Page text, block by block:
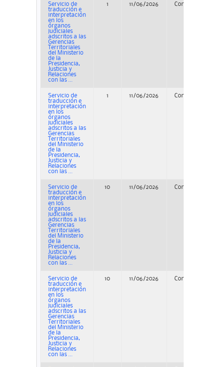
Servicio de
traducción e
interpretación
en los
órganos
judiciales
adscritos a las
Gerencias
Territoriales
del Ministerio
de la
Presidencia,
Justicia y
Relaciones
con las ...
1 11/06/2026 Concurso
Servicio de
traducción e
interpretación
en los
órganos
judiciales
adscritos a las
Gerencias
Territoriales
del Ministerio
de la
Presidencia,
Justicia y
Relaciones
con las ...
1 11/06/2026 Concurso
Servicio de
traducción e
interpretación
en los
órganos
judiciales
adscritos a las
Gerencias
Territoriales
del Ministerio
de la
Presidencia,
Justicia y
Relaciones
con las ...
10 11/06/2026 Concurso
Servicio de
traducción e
interpretación
en los
órganos
judiciales
adscritos a las
Gerencias
Territoriales
del Ministerio
de la
Presidencia,
Justicia y
Relaciones
con las ...
10 11/06/2026 Concurso